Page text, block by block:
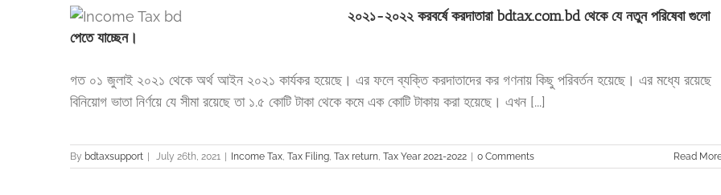
২০২১-২০২২ করবর্ষে করদাতারা bdtax.com.bd থেকে যে নতুন পরিষেবা গুলো
পেতে যাচ্ছেন।
গত ০১ জুলাই ২০২১ থেকে অর্থ আইন ২০২১ কার্যকর হয়েছে। এর ফলে ব্যক্তি করদাতাদের কর গণনায় কিছু পরিবর্তন হয়েছে। এর মধ্যে রয়েছে
বিনিয়োগ ভাতা নির্ণয়ে যে সীমা রয়েছে তা ১.৫ কোটি টাকা থেকে কমে এক কোটি টাকায় করা হয়েছে। এখন [...]
By bdtaxsupport July 26th, 2021 Income Tax, Tax Filing, Tax return, Tax Year 2021-2022 0 Comments Read